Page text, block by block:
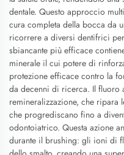
dentale. Questo approccio
cura completa della bocca da
ricorrere a diversi dentifrici
sbiancante più efficace
minerale il cui potere di
protezione efficace contro la
da decenni di ricerca. Il fluoro
remineralizzazione, che
che progrediscano fino a
odontoiatrico. Questa azione
durante il brushing: gli ioni di